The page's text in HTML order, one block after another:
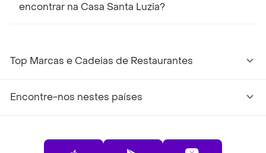
encontrar na Casa Santa Luzia?
Top Marcas e Cadeias de Restaurantes
Encontre-nos nestes países